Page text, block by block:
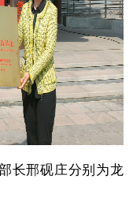
长邢砚庄分别为龙